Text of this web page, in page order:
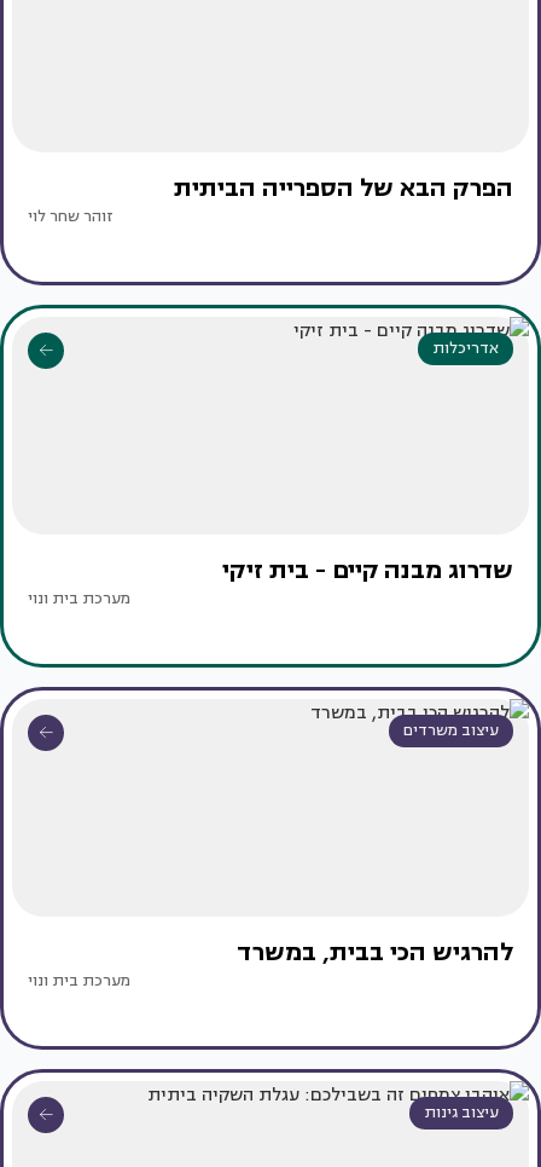
הפרק הבא של הספרייה הביתית
זוהר שחר לוי
אדריכלות
שדרוג מבנה קיים - בית זיקי
מערכת בית ונוי
עיצוב משרדים
להרגיש הכי בבית, במשרד
מערכת בית ונוי
עיצוב גינות